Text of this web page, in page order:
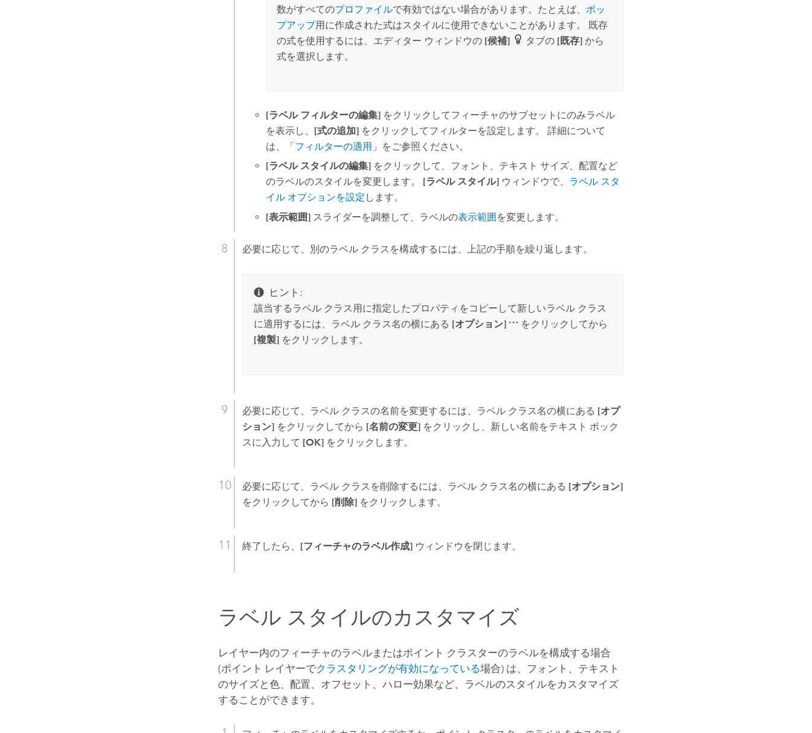
数がすべてのプロファイルで有効ではない場合があります。たとえば、 ポッ
プアップ用に作成された式はスタイルに使用できないことがあります。 既存
の式を使用するには、エディター ウィンドウの [候補] タブの [既存] から
式を選択します。
[ラベル フィルターの編集]をクリックしてフィーチャのサブセットにのみラベル
を表示し、 [式の追加]をクリックしてフィルターを設定します。 詳細について
は、「フィルターの適用 」をご参照ください。
[ラベル スタイルの編集]をクリックして、フォント、テキスト サイズ、配置など
のラベルのスタイルを変更します。 [ラベル スタイル]ウィンドウで、 ラベル スタ
イル オプションを設定 します。
[表示範囲]スライダーを調整して、ラベルの表示範囲を変更します。
必要に応じて、別のラベル クラスを構成するには、上記の手順を繰り返します。
ヒント:
該当するラベル クラス用に指定したプロパティをコピーして新しいラベル クラス
に適用するには、ラベル クラス名の横にある [オプション]
をクリックしてから
[複製]をクリックします。
必要に応じて、ラベル クラスの名前を変更するには、ラベル クラス名の横にある [オプ
ション] をクリックしてから [名前の変更] をクリックし、新しい名前をテキスト ボック
スに入力して [OK] をクリックします。
必要に応じて、ラベル クラスを削除するには、ラベル クラス名の横にある [オプション]
をクリックしてから [削除] をクリックします。
終了したら、 [フィーチャのラベル作成] ウィンドウを閉じます。
ラベル スタイルのカスタマイズ
レイヤー内のフィーチャのラベルまたはポイント クラスターのラベルを構成する場合
(ポイント レイヤーでクラスタリングが有効になっている場合) は、フォント、テキスト
のサイズと色、配置、オフセット、ハロー効果など、ラベルのスタイルをカスタマイズ
することができます。